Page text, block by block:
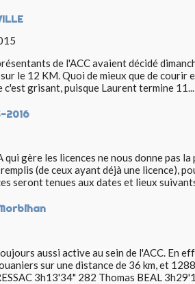
de l'ACC avaient décidé
le 12 KM. Quoi de mieux que de courir
c'est grisant, puisque Laurent termine 11...
2016
qui gère les licences ne nous donne pas
(de ceux ayant déjà une licence),
seront tenues aux dates et lieux
aussi active au sein de l'ACC. En
sur une distance de 36 km, et
3h13'34" 282 Thomas BEAL